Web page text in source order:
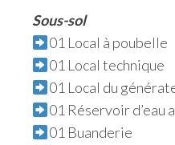
Sous-sol
01 Local à poubelle
01 Local technique
01 Local du
01 Réservoir d’eau
01 Buanderie